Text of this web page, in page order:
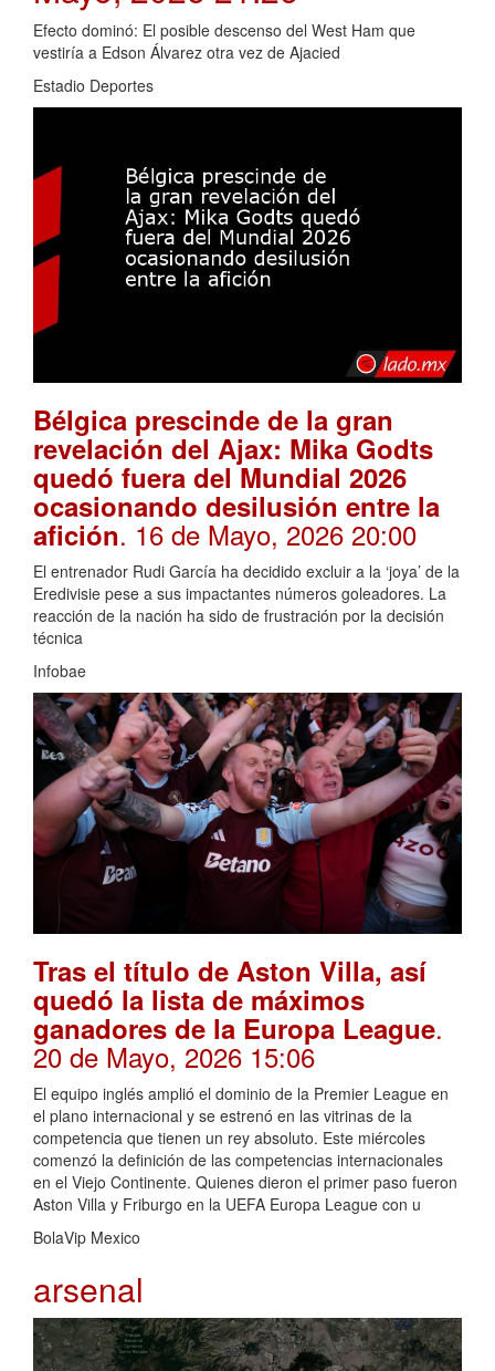
Efecto dominó: El posible descenso del West Ham que
vestiría a Edson Álvarez otra vez de Ajacied
Estadio Deportes
Bélgica prescinde de la gran
revelación del Ajax: Mika Godts
quedó fuera del Mundial 2026
ocasionando desilusión entre la
afición. 16 de Mayo, 2026 20:00
El entrenador Rudi García ha decidido excluir a la ‘joya’ de la
Eredivisie pese a sus impactantes números goleadores. La
reacción de la nación ha sido de frustración por la decisión
técnica
Infobae
Tras el título de Aston Villa, así
quedó la lista de máximos
ganadores de la Europa League.
20 de Mayo, 2026 15:06
El equipo inglés amplió el dominio de la Premier League en
el plano internacional y se estrenó en las vitrinas de la
competencia que tienen un rey absoluto. Este miércoles
comenzó la definición de las competencias internacionales
en el Viejo Continente. Quienes dieron el primer paso fueron
Aston Villa y Friburgo en la UEFA Europa League con u
BolaVip Mexico
arsenal